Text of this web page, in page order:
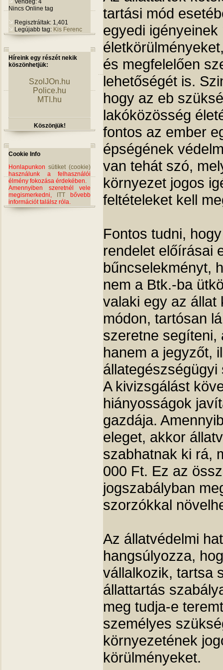
Vendég: 4
Nincs Online tag
Regisztráltak: 1,401
Legújabb tag: Kis Ferenc
Híreink egy részét nekik
köszönhetjük:
SzolJOn.hu
Police.hu
MTI.hu
Köszönjük!
Cookie Info
Honlapunkon sütiket (cookie)
használunk a felhasználói
élmény fokozása érdekében.
Amennyiben szeretnél vele
megismerkedni,
ITT bővebb
információt találsz róla.
tartási mód
egyedi igényeinek
és megfelelően
lehetőségét is.
hogy az eb
lakóközösség
fontos az ember
épségének
van tehát szó,
környezet jogos
feltételeket kell
Fontos tudni,
rendelet előírásai
bűncselekményt,
nem a Btk.-ba
valaki egy az állat
módon, tartósan
szeretne segíteni,
hanem a jegyzőt,
A kivizsgálást
hiányosságok
gazdája.
eleget, akkor
szabhatnak ki rá,
000 Ft. Ez az
jogszabályban
szorzókkal
Az állatvédelmi
hangsúlyozza,
vállalkozik, tartsa
állattartás
meg tudja-e
személyes
környezetének
körülményeket.